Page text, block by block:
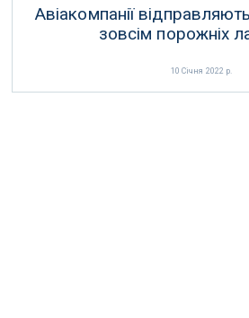
Авіакомпанії
зовсім порожніх
10 Січня 2022 р.